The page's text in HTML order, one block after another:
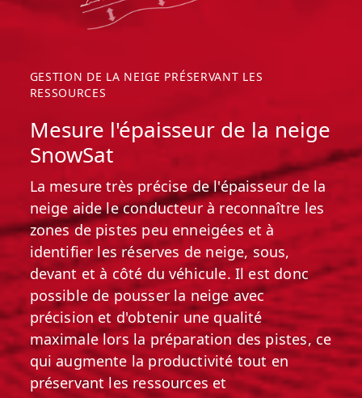
norme EU Phase V et convainc par ses
valeurs de performance, sa rentabilité
consommation de carburant de 20 %
par rapport au PistenBully 600 Polar !
De ce fait, les émissions de CO2 sont
également réduites de 20 %. Et une
consommation moindre garantit une
autonomie plus élevée.
GESTION DE LA NEIGE PRÉSERVANT LES
RESSOURCES
Mesure l'épaisseur de la neige
SnowSat
La mesure très précise de l'épaisseur de la
neige aide le conducteur à reconnaître les
zones de pistes peu enneigées et à
identifier les réserves de neige, sous,
devant et à côté du véhicule. Il est donc
possible de pousser la neige avec
précision et d'obtenir une qualité
maximale lors la préparation des pistes, ce
qui augmente la productivité tout en
préservant les ressources et